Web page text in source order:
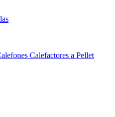
Calefactores a Pellet